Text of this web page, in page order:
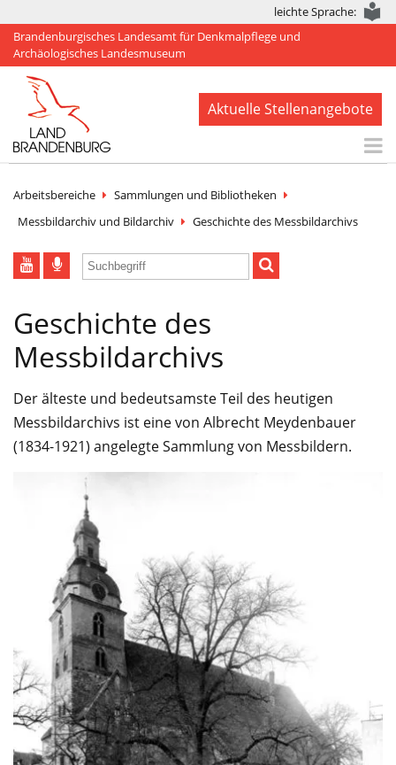
leichte Sprache:
Brandenburgisches Landesamt für Denkmalpflege und
Archäologisches Landesmuseum
Aktuelle Stellenangebote
Aktuelles
BLDAM
Denkmale
Publikationen
Service
Arbeitsbereiche
Sammlungen und Bibliotheken
Messbildarchiv und Bildarchiv
Geschichte des Messbildarchivs
Geschichte des
Messbildarchivs
Der älteste und bedeutsamste Teil des heutigen
Messbildarchivs ist eine von Albrecht Meydenbauer
(1834-1921) angelegte Sammlung von Messbildern.